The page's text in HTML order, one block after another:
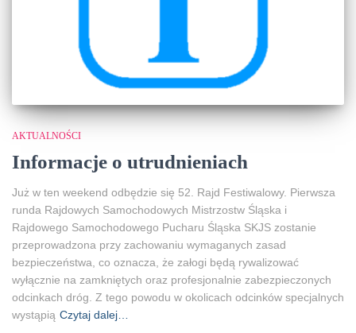
AKTUALNOŚCI
Informacje o utrudnieniach
Już w ten weekend odbędzie się 52. Rajd Festiwalowy. Pierwsza
runda Rajdowych Samochodowych Mistrzostw Śląska i
Rajdowego Samochodowego Pucharu Śląska SKJS zostanie
przeprowadzona przy zachowaniu wymaganych zasad
bezpieczeństwa, co oznacza, że załogi będą rywalizować
wyłącznie na zamkniętych oraz profesjonalnie zabezpieczonych
odcinkach dróg. Z tego powodu w okolicach odcinków specjalnych
wystąpią Czytaj dalej…